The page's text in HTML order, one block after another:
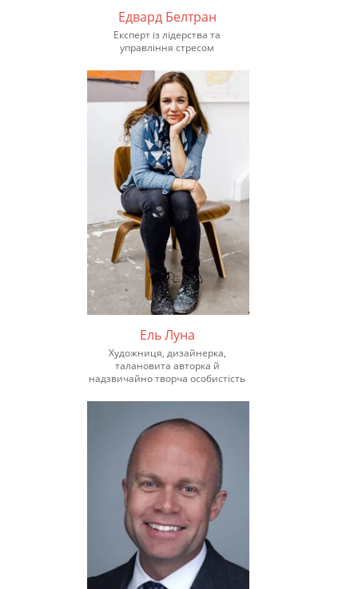
Едвард Белтран
Експерт із лідерства та
управління стресом
Ель Луна
Художниця, дизайнерка,
талановита авторка й
надзвичайно творча особистість